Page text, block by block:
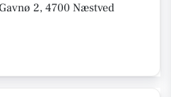
2, 4700 Næstved